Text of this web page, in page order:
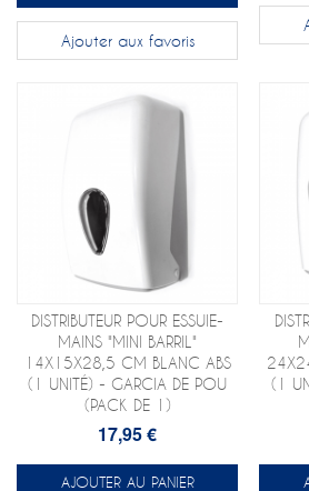
Ajouter aux favoris
DISTRIBUTEUR POUR ESSUIE-
MAINS "MINI BARRIL"
14X15X28,5 CM BLANC ABS
(1 UNITÉ) - GARCIA DE POU
(PACK DE 1)
17,95 €
AJOUTER AU PANIER
(1